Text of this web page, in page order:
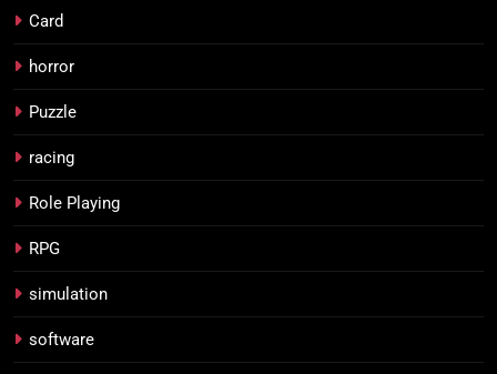
Card
horror
Puzzle
racing
Role Playing
RPG
simulation
software